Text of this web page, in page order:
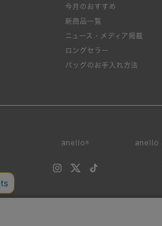
絞り
カラ
今月のおすすめ
新商品一覧
ニュース・メディア掲載
ロングセラー
バッグのお手入れ方法
anello® anello